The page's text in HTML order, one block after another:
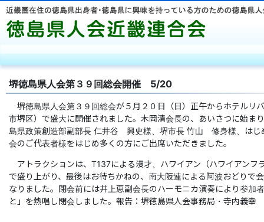
堺徳島県人会第３９回総会開催 5/20
堺徳島県人会第３９回総会が５月２０日（日）正午からホテルリ
市堺区）で盛大に開催されました。木岡清会長の、あいさつに始ま
島県政策創造部副部長 仁井谷 興史様、堺市長 竹山 修身様、はじ
会のご代表者様をはじめ多くの方にご出席いただきました。
アトラクションは、T137による漫才、ハワイアン（ハワイアンフ
で盛り上がり、最後はお待ちかねの、南大阪連による阿波おどりで
なりました。閉会前には井上恵副会長のハーモニカ演奏により参加
と」を熱唱し閉会しました。報告：堺徳島県人会事務局・寺内義幸